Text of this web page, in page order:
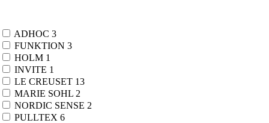
ADHOC 3
FUNKTION 3
HOLM 1
INVITE 1
LE CREUSET 13
MARIE SOHL 2
NORDIC SENSE 2
PULLTEX 6